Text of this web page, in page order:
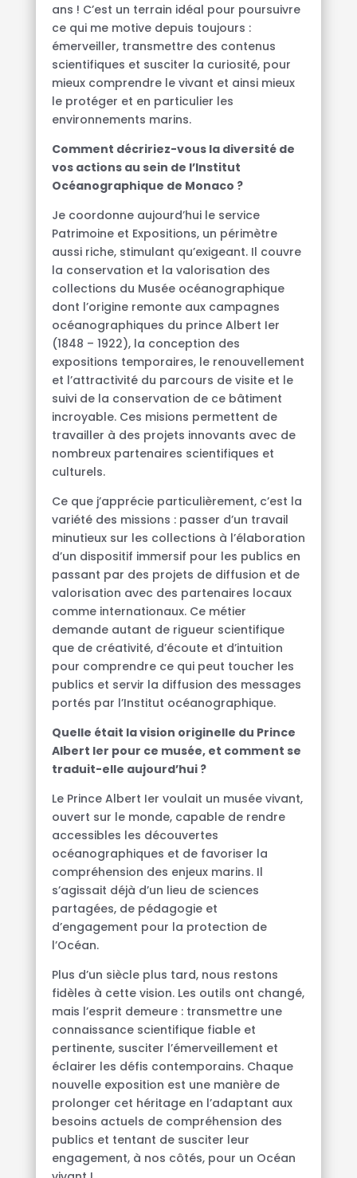
ans ! C’est un terrain idéal pour poursuivre
ce qui me motive depuis toujours :
émerveiller, transmettre des contenus
scientifiques et susciter la curiosité, pour
mieux comprendre le vivant et ainsi mieux
le protéger et en particulier les
environnements marins.
Comment décririez-vous la diversité de
vos actions au sein de l’Institut
Océanographique de Monaco ?
Je coordonne aujourd’hui le service
Patrimoine et Expositions, un périmètre
aussi riche, stimulant qu’exigeant. Il couvre
la conservation et la valorisation des
collections du Musée océanographique
dont l’origine remonte aux campagnes
océanographiques du prince Albert Ier
(1848 – 1922), la conception des
expositions temporaires, le renouvellement
et l’attractivité du parcours de visite et le
suivi de la conservation de ce bâtiment
incroyable. Ces misions permettent de
travailler à des projets innovants avec de
nombreux partenaires scientifiques et
culturels.
Ce que j’apprécie particulièrement, c’est la
variété des missions : passer d’un travail
minutieux sur les collections à l’élaboration
d’un dispositif immersif pour les publics en
passant par des projets de diffusion et de
valorisation avec des partenaires locaux
comme internationaux. Ce métier
demande autant de rigueur scientifique
que de créativité, d’écoute et d’intuition
pour comprendre ce qui peut toucher les
publics et servir la diffusion des messages
portés par l’Institut océanographique.
Quelle était la vision originelle du Prince
Albert Ier pour ce musée, et comment se
traduit-elle aujourd’hui ?
Le Prince Albert Ier voulait un musée vivant,
ouvert sur le monde, capable de rendre
accessibles les découvertes
océanographiques et de favoriser la
compréhension des enjeux marins. Il
s’agissait déjà d’un lieu de sciences
partagées, de pédagogie et
d’engagement pour la protection de
l’Océan.
Plus d’un siècle plus tard, nous restons
fidèles à cette vision. Les outils ont changé,
mais l’esprit demeure : transmettre une
connaissance scientifique fiable et
pertinente, susciter l’émerveillement et
éclairer les défis contemporains. Chaque
nouvelle exposition est une manière de
prolonger cet héritage en l’adaptant aux
besoins actuels de compréhension des
publics et tentant de susciter leur
engagement, à nos côtés, pour un Océan